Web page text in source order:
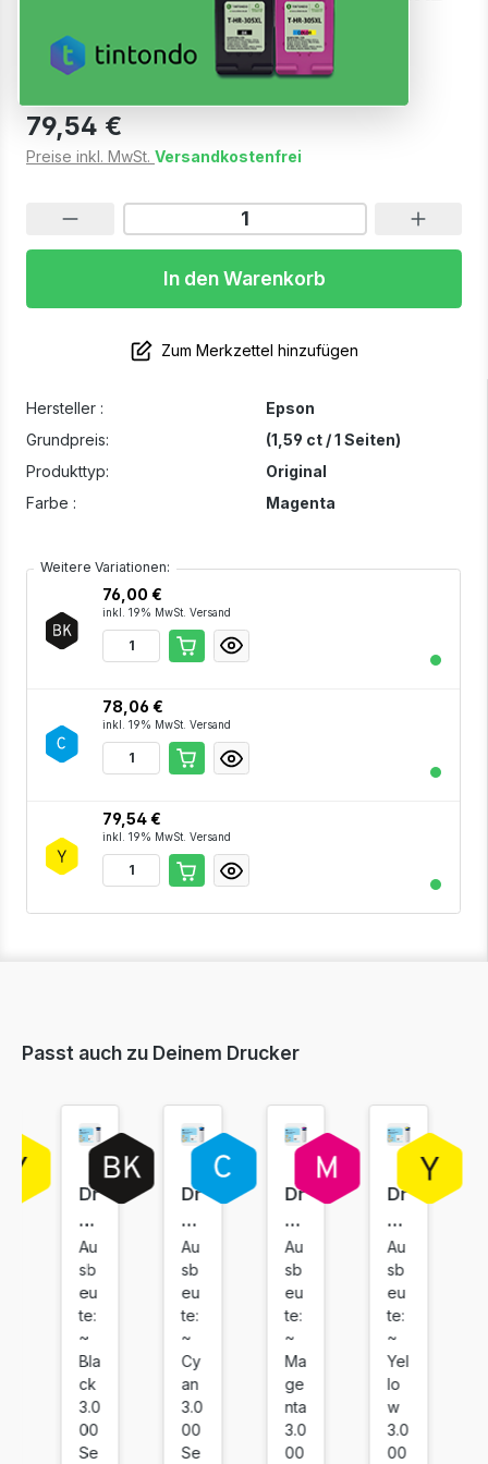
Hersteller :
Epson
Grundpreis:
(1,59 ct / 1 Seiten)
Produkttyp:
Original
Farbe :
Magenta
Weitere Variationen:
76,00 €
inkl. 19% MwSt. Versand
78,06 €
inkl. 19% MwSt. Versand
79,54 €
inkl. 19% MwSt. Versand
Sofort verfügbar, Lieferzeit: 1-3 Werktage
79,54 €
Preise inkl. MwSt. Versandkostenfrei
In den Warenkorb
Zum Merkzettel hinzufügen
Passt auch zu Deinem Drucker
Dr
uc
ke
rp
at
ro
ne
ko
m
pa
tib
Au
sb
eu
te:
~
Bla
ck
3.0
00
Se
Dr
uc
ke
rp
at
ro
ne
ko
m
pa
tib
Au
sb
eu
te:
~
Cy
an
3.0
00
Se
Dr
uc
ke
rp
at
ro
ne
ko
m
pa
tib
Au
sb
eu
te:
~
Ma
ge
nta
3.0
00
Dr
uc
ke
rp
at
ro
ne
ko
m
pa
tib
Au
sb
eu
te:
~
Yel
lo
w
3.0
00